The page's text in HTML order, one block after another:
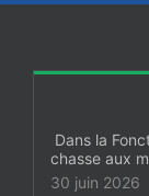
Dans la
chasse aux
30 juin 2026